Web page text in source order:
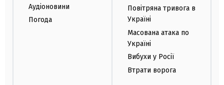
Аудіоновини
Погода
Повітряна тривога в
Україні
Масована атака по
Україні
Вибухи у Росії
Втрати ворога